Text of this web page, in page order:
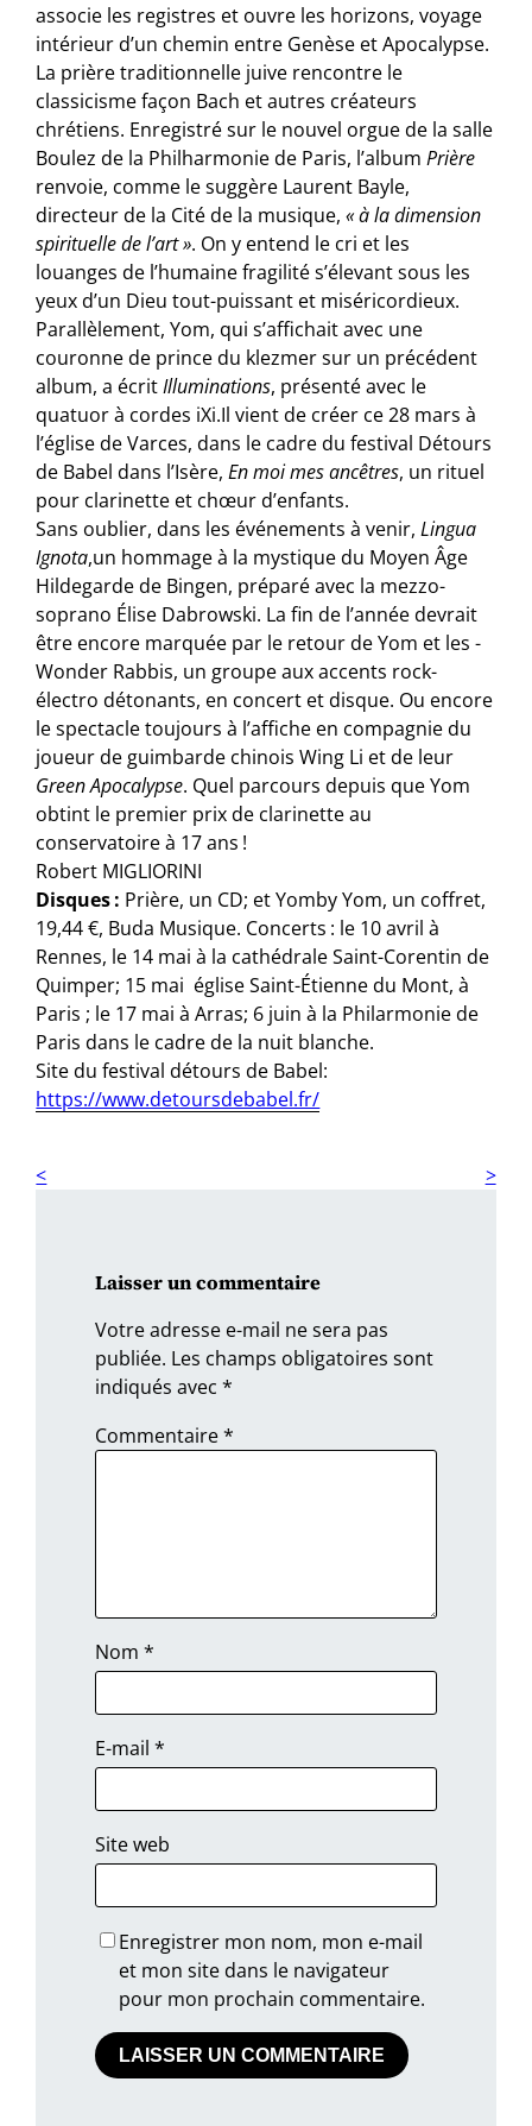
associe les registres et ouvre les horizons, voyage
intérieur d’un chemin entre Genèse et Apocalypse.
La prière traditionnelle juive rencontre le
classicisme façon Bach et autres créateurs
chrétiens. Enregistré sur le nouvel orgue de la salle
Boulez de la ­Philharmonie de Paris, l’albumPrière
renvoie, comme le suggère Laurent Bayle,
directeur de la Cité de la musique,« à la dimension
spirituelle de l’art ». On y entend le cri et les
louanges de l’humaine fragilité s’élevant sous les
yeux d’un Dieu tout-puissant et miséricordieux.
Parallèlement, Yom, qui s’affichait avec une
couronne de prince du klezmer sur un précédent
album, a écritIlluminations, présenté avec le
quatuor à cordes iXi.Il vient de créer ce 28 mars à
l’église de Varces, dans le cadre du festival Détours
de Babel dans l’Isère,En moi mes ancêtres, un rituel
pour clarinette et chœur d’enfants.
Sans oublier, dans les événements à venir,Lingua
Ignota,un hommage à la mystique du Moyen Âge
Hildegarde de Bingen, préparé avec la mezzo-
soprano Élise Dabrowski. La fin de l’année devrait
être encore marquée par le retour de Yom et les ­
Wonder ­Rabbis, un groupe aux accents rock-
électro détonants, en concert et disque. Ou encore
le spectacle toujours à l’affiche en compagnie du
joueur de guimbarde chinois Wing Li et de leur
Green Apocalypse. Quel parcours depuis que Yom
obtint le premier prix de clarinette au
conservatoire à 17 ans !
Robert MIGLIORINI
Disques : Prière, un CD; et Yomby Yom, un coffret,
19,44 €, Buda Musique. Concerts : le 10 avril à
Rennes, le 14 mai à la cathédrale Saint-Corentin de
Quimper; 15 mai église Saint-Étienne du Mont, à
Paris ; le 17 mai à Arras; 6 juin à la Philarmonie de
Paris dans le cadre de la nuit blanche.
Site du festival détours de Babel:
https://www.detoursdebabel.fr/
Laisser un commentaire
Votre adresse e-mail ne sera pas
publiée. Les champs obligatoires sont
indiqués avec*
Commentaire*
Nom*
E-mail*
Site web
Enregistrer mon nom, mon e-mail
et mon site dans le navigateur
pour mon prochain commentaire.